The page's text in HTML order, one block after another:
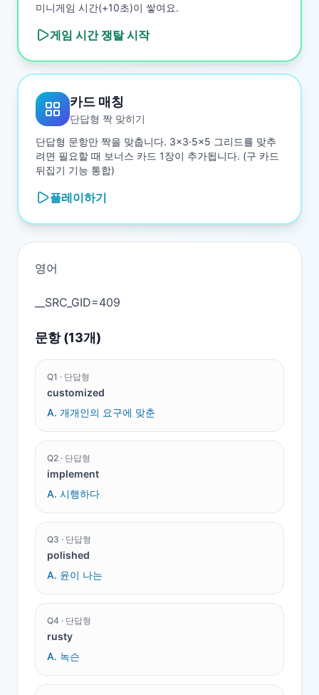
미니게임 시간(+10초)이 쌓여요.
게임 시간 쟁탈시작
카드 매칭
단답형 짝 맞히기
단답형 문항만 짝을 맞춥니다. 3×3·5×5 그리드를 맞추
려면 필요할 때 보너스 카드 1장이 추가됩니다. (구 카드
뒤집기 기능 통합)
플레이하기
영어
문항 (13개)
Q1 · 단답형
customized
A. 개개인의 요구에 맞춘
Q2 · 단답형
implement
A. 시행하다
Q3 · 단답형
polished
A. 윤이 나는
Q4 · 단답형
rusty
A. 녹슨